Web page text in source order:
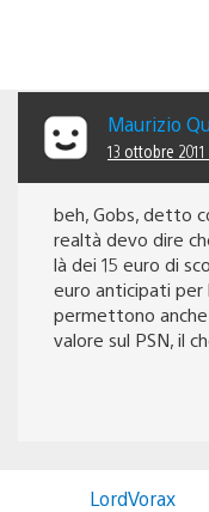
Maurizio
13 ottobre 2011
beh, Gobs, detto
realtà devo dire
là dei 15 euro di
euro anticipati per
permettono
valore sul PSN, il
LordVorax